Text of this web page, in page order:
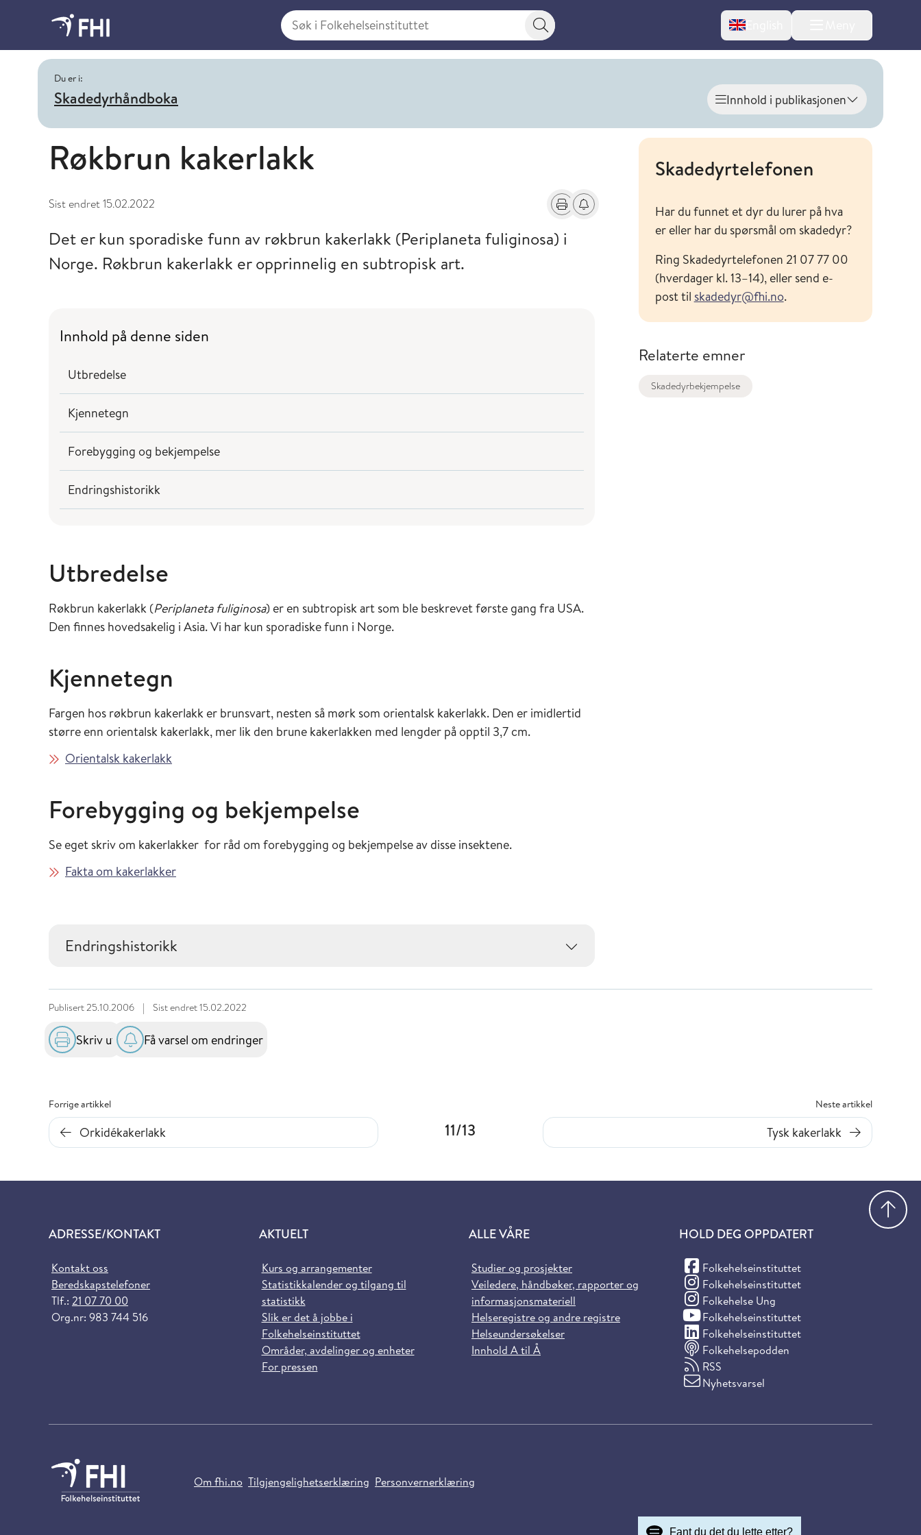
Søk i Folkehelseinstituttet
Søkeknapp English
Du er i:
Skadedyrhåndboka Innhold i publikasjonen
Vis innhold
Røkbrun kakerlakk
Sist endret15.02.2022 Skriv utFå varsel om endringer
Det er kun sporadiske funn av røkbrun kakerlakk (Periplaneta fuliginosa) i
Norge. Røkbrun kakerlakk er opprinnelig en subtropisk art.
Innhold på denne siden
Utbredelse
Kjennetegn
Forebygging og bekjempelse
Endringshistorikk
Utbredelse
Røkbrun kakerlakk (Periplaneta fuliginosa) er en subtropisk art som ble beskrevet første gang fra USA.
Den finnes hovedsakelig i Asia. Vi har kun sporadiske funn i Norge.
Kjennetegn
Fargen hos røkbrun kakerlakk er brunsvart, nesten så mørk som orientalsk kakerlakk. Den er imidlertid
større enn orientalsk kakerlakk, mer lik den brune kakerlakken med lengder på opptil 3,7 cm.
Orientalsk kakerlakk
Forebygging og bekjempelse
Se eget skriv om kakerlakker for råd om forebygging og bekjempelse av disse insektene.
Fakta om kakerlakker
Endringshistorikk
Skadedyrtelefonen
Har du funnet et dyr du lurer på hva
er eller har du spørsmål om skadedyr?
Ring Skadedyrtelefonen 21 07 77 00
(hverdager kl. 13–14), eller send e-
post til skadedyr@fhi.no.
Relaterte emner
Skadedyrbekjempelse
Publisert25.10.2006 | Sist endret15.02.2022
Skriv ut Få varsel om endringer
Forrige artikkel
Orkidékakerlakk 11/13
Neste artikkel
Tysk kakerlakk
ADRESSE/KONTAKT
Kontakt oss
Beredskapstelefoner
Tlf.: 21 07 70 00
Org.nr: 983 744 516
AKTUELT
Kurs og arrangementer
Statistikkalender og tilgang til
statistikk
Slik er det å jobbe i
Folkehelseinstituttet
Områder, avdelinger og enheter
For pressen
ALLE VÅRE
Studier og prosjekter
Veiledere, håndbøker, rapporter og
informasjonsmateriell
Helseregistre og andre registre
Helseundersøkelser
Innhold A til Å
HOLD DEG OPPDATERT
Folkehelseinstituttet
(Facebook)
Folkehelseinstituttet
(Instagram)
Folkehelse Ung
(Instagram)
Folkehelseinstituttet
(YouTube)
Folkehelseinstituttet
(LinkedIn)
Folkehelsepodden
RSS
Nyhetsvarsel
Om fhi.no Tilgjengelighetserklæring Personvernerklæring
Fant du det du lette etter?